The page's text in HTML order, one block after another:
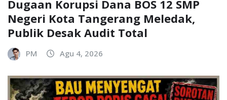
Dugaan Korupsi Dana BOS 12 SMP
Negeri Kota Tangerang Meledak,
Publik Desak Audit Total
PM Agu 4, 2026